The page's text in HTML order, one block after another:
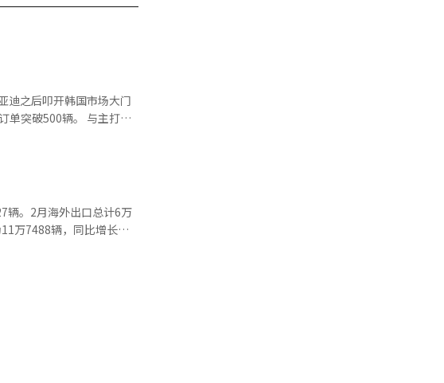
辆。 与主打高
，车辆由位于瑞典的极氪
5999万韩元和6999万韩
主力车型的
辆。2月海外出口总计6万
万7488辆，同比增长
短了工作日，2月全球销